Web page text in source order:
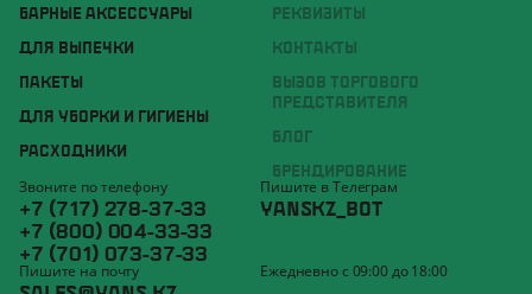
БАРНЫЕ АКСЕССУАРЫ
ДЛЯ ВЫПЕЧКИ
ПАКЕТЫ
ДЛЯ УБОРКИ И ГИГИЕНЫ
РАСХОДНИКИ
РЕКВИЗИТЫ
КОНТАКТЫ
ВЫЗОВ ТОРГОВОГО
ПРЕДСТАВИТЕЛЯ
БЛОГ
БРЕНДИРОВАНИЕ
Звоните по телефону
+7 (717) 278-37-33
+7 (800) 004-33-33
+7 (701) 073-37-33
Пишите в Телеграм
YANSKZ_BOT
Пишите на почту
SALES@YANS.KZ
Ежедневно с 09:00 до 18:00